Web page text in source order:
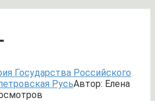
Государства Российского
РусьАвтор: Елена